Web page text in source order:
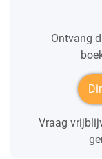
Ontvang
Vraag